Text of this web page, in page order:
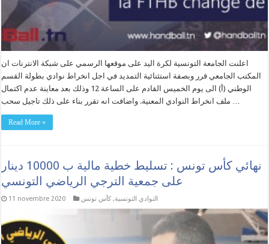
اعلنت الجامعة التونسية لكرة اليد على موقعها الرسمي على شبكة الانترنات ان
المكتب الجامعي قرر وبصفة استثنائية التمديد في اجل انخراط نوادي بطولة القسم
الوطني (أ) الى يوم الخميس القادم على الساعة 12 وذلك بعد معاينة عدم اكتمال
ملف انخراط النوادي المعنية. واضافت انه تقرر بناء على ذلك تاجيل سحب …
Read More »
نهائي كأس تونس : تسليط خطية مالية ب 10000 دينار
على جمعية الترجي الرياضي التونسي
11 novembre 2020 النوادي التونسية, كأس تونس